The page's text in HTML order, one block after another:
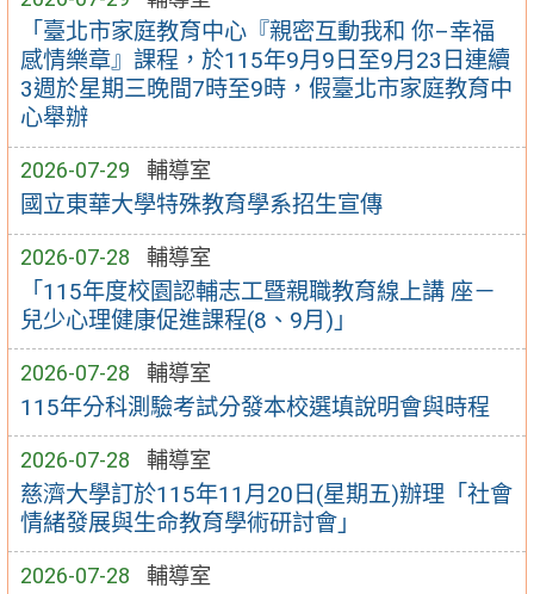
「臺北市家庭教育中心『親密互動我和 你–幸福
感情樂章』課程，於115年9月9日至9月23日連續
3週於星期三晚間7時至9時，假臺北市家庭教育中
心舉辦
2026-07-29 輔導室
國立東華大學特殊教育學系招生宣傳
2026-07-28 輔導室
「115年度校園認輔志工暨親職教育線上講 座－
兒少心理健康促進課程(8、9月)」
2026-07-28 輔導室
115年分科測驗考試分發本校選填說明會與時程
2026-07-28 輔導室
慈濟大學訂於115年11月20日(星期五)辦理「社會
情緒發展與生命教育學術研討會」
2026-07-28 輔導室